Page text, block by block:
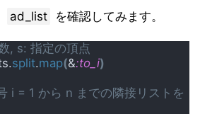
ad_list を確認してみます。
, s: 指定の頂点
split.map(&:to_i)
i = 1 から n までの隣接リストを